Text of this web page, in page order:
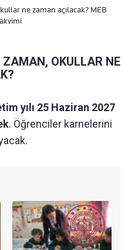
ne zaman açılacak? MEB
OKULLAR NE
yılı 25 Haziran 2027
. Öğrenciler karnelerini